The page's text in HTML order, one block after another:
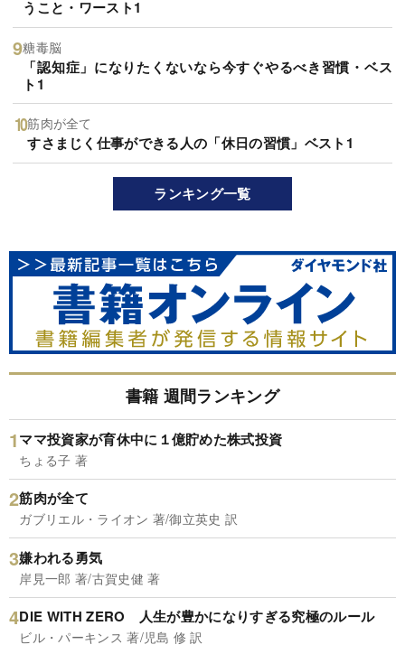
うこと・ワースト1
糖毒脳
「認知症」になりたくないなら今すぐやるべき習慣・ベス
ト1
筋肉が全て
すさまじく仕事ができる人の「休日の習慣」ベスト1
ランキング一覧
書籍 週間ランキング
ママ投資家が育休中に１億貯めた株式投資
ちょる子 著
筋肉が全て
ガブリエル・ライオン 著/御立英史 訳
嫌われる勇気
岸見一郎 著/古賀史健 著
DIE WITH ZERO 人生が豊かになりすぎる究極のルール
ビル・パーキンス 著/児島 修 訳